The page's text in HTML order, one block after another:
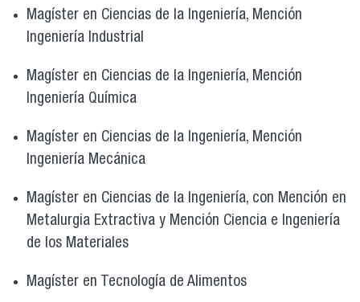
Magíster en Ciencias de la Ingeniería, Mención
Ingeniería Industrial
Magíster en Ciencias de la Ingeniería, Mención
Ingeniería Química
Magíster en Ciencias de la Ingeniería, Mención
Ingeniería Mecánica
Magíster en Ciencias de la Ingeniería, con Mención en
Metalurgia Extractiva y Mención Ciencia e Ingeniería
de los Materiales
Magíster en Tecnología de Alimentos